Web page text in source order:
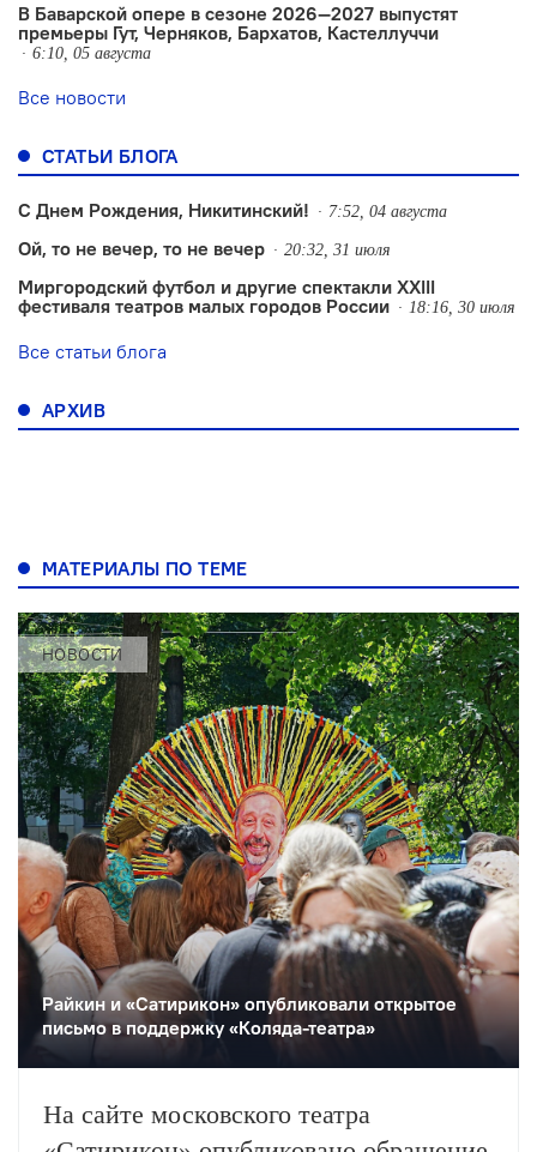
В Баварской опере в сезоне 2026—2027 выпустят
премьеры Гут, Черняков, Бархатов, Кастеллуччи
6:10, 05 августа
Все новости
СТАТЬИ БЛОГА
С Днем Рождения, Никитинский! 7:52, 04 августа
Ой, то не вечер, то не вечер 20:32, 31 июля
Миргородский футбол и другие спектакли XXIII
фестиваля театров малых городов России
18:16, 30 июля
Все статьи блога
АРХИВ
МАТЕРИАЛЫ ПО ТЕМЕ
НОВОСТИ
Райкин и «Сатирикон» опубликовали открытое
письмо в поддержку «Коляда-театра»
На сайте московского театра